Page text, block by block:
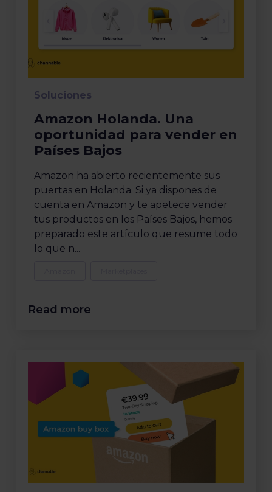
Soluciones
Amazon Holanda. Una
oportunidad para vender en
Países Bajos
Amazon ha abierto recientemente sus
puertas en Holanda. Si ya dispones de
cuenta en Amazon y te apetece vender
tus productos en los Países Bajos, hemos
preparado este artículo que resume todo
lo que n...
Read more